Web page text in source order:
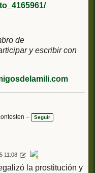
de
y escribir con
– Seguir
11:08
la prostitución y